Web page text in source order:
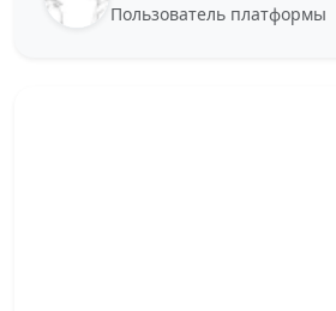
Пользователь платформы